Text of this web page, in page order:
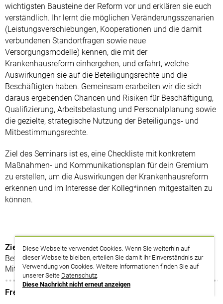
Diese Webseite verwendet Cookies. Wenn Sie weiterhin auf
dieser Webseite bleiben, erteilen Sie damit Ihr Einverständnis zur
Verwendung von Cookies. Weitere Informationen finden Sie auf
unserer Seite Datenschutz.
Diese Nachricht nicht erneut anzeigen
wichtigsten Bausteine der Reform vor und erklären sie euch
verständlich. Ihr lernt die möglichen Veränderungsszenarien
(Leistungsverschiebungen, Kooperationen und die damit
verbundenen Standortfragen sowie neue
Versorgungsmodelle) kennen, die mit der
Krankenhausreform einhergehen, und erfahrt, welche
Auswirkungen sie auf die Beteiligungsrechte und die
Beschäftigten haben. Gemeinsam erarbeiten wir die sich
daraus ergebenden Chancen und Risiken für Beschäftigung,
Qualifizierung, Arbeitsbelastung und Personalplanung sowie
die gezielte, strategische Nutzung der Beteiligungs- und
Mitbestimmungsrechte.
Ziel des Seminars ist es, eine Checkliste mit konkretem
Maßnahmen- und Kommunikationsplan für dein Gremium
zu erstellen, um die Auswirkungen der Krankenhausreform
erkennen und im Interesse der Kolleg*innen mitgestalten zu
können.
Zielgruppe
Betriebs-/Personalratsmitglieder, Mitglieder der
Mitarbeitervertretung
Freistellung